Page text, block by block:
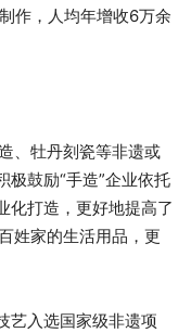
作，人均年增收6万余
、牡丹刻瓷等非遗或
极鼓励“手造”企业依托
化打造，更好地提高了
姓家的生活用品，更
艺入选国家级非遗项